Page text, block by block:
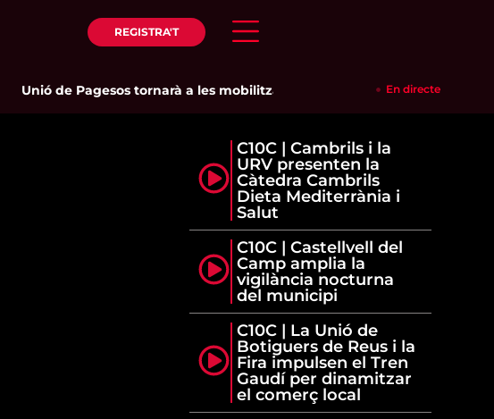
REGISTRA'T
Unió de Pagesos tornarà a les mobilitzacions per defensar els cultius de
En directe
C10C | Cambrils i la
URV presenten la
Càtedra Cambrils
Dieta Mediterrània i
Salut
C10C | Castellvell del
Camp amplia la
vigilància nocturna
del municipi
C10C | La Unió de
Botiguers de Reus i la
Fira impulsen el Tren
Gaudí per dinamitzar
el comerç local